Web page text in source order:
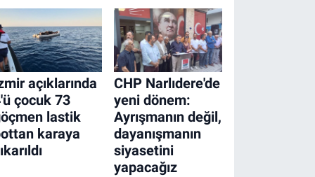
açıklarında
çocuk 73
lastik
karaya
CHP Narlıdere'de
yeni dönem:
Ayrışmanın değil,
dayanışmanın
siyasetini
yapacağız